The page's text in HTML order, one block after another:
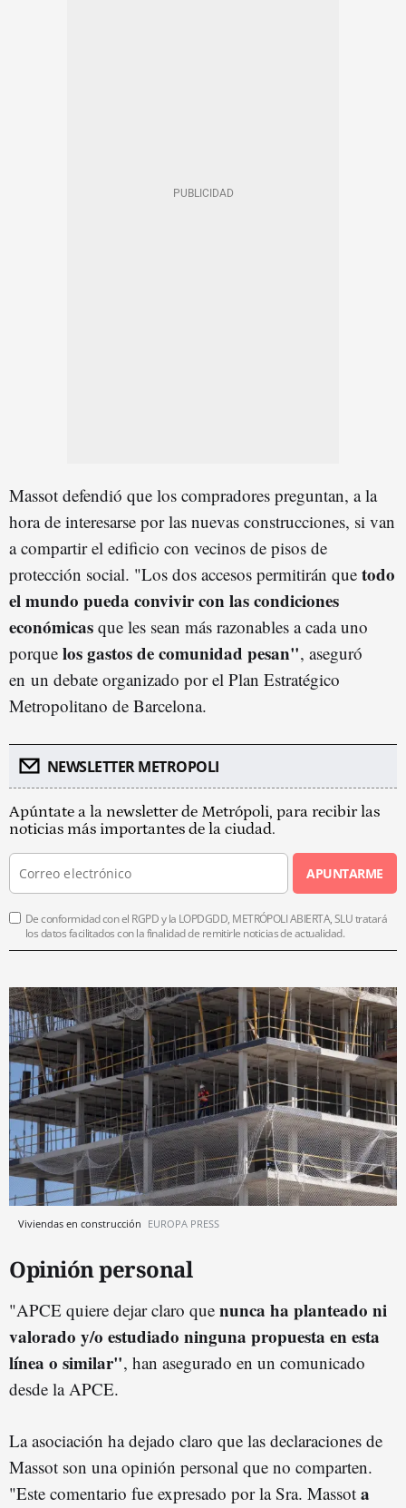
Massot defendió que los compradores preguntan, a la
hora de interesarse por las nuevas construcciones, si van
a compartir el edificio con vecinos de pisos de
protección social. "Los dos accesos permitirán que todo
el mundo pueda convivir con las condiciones
económicas que les sean más razonables a cada uno
porque los gastos de comunidad pesan", aseguró
en un debate organizado por el Plan Estratégico
Metropolitano de Barcelona.
NEWSLETTER METROPOLI
Apúntate a la newsletter de Metrópoli, para recibir las
noticias más importantes de la ciudad.
APUNTARME
De conformidad con el RGPD y la LOPDGDD, METRÓPOLI ABIERTA, SLU tratará
los datos facilitados con la finalidad de remitirle noticias de actualidad.
Viviendas en construcción EUROPA PRESS
Opinión personal
"APCE quiere dejar claro que nunca ha planteado ni
valorado y/o estudiado ninguna propuesta en esta
línea o similar", han asegurado en un comunicado
desde la APCE.
La asociación ha dejado claro que las declaraciones de
Massot son una opinión personal que no comparten.
"Este comentario fue expresado por la Sra. Massot a